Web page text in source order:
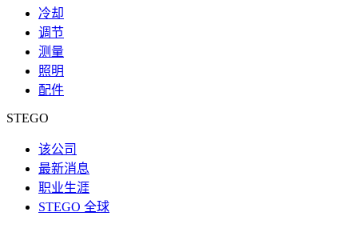
冷却
调节
测量
照明
配件
STEGO
该公司
最新消息
职业生涯
STEGO 全球